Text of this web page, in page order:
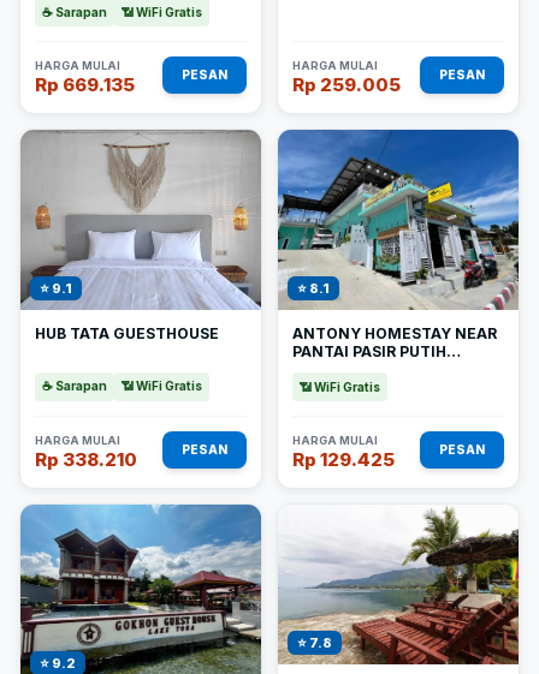
☕ Sarapan 📶 WiFi Gratis
HARGA MULAI
Rp 669.135 PESAN
HARGA MULAI
Rp 259.005 PESAN
⭐ 9.1
HUB TATA GUESTHOUSE
☕ Sarapan 📶 WiFi Gratis
HARGA MULAI
Rp 338.210 PESAN
⭐ 8.1
ANTONY HOMESTAY NEAR
PANTAI PASIR PUTIH
REDDOORZ
📶 WiFi Gratis
HARGA MULAI
Rp 129.425 PESAN
⭐ 9.2
⭐ 7.8